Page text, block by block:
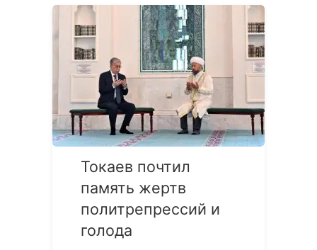
Токаев почтил
память жертв
политрепрессий и
голода